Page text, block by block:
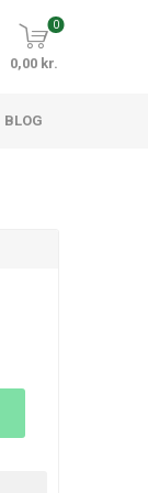
0
0,00 kr.
BLOG